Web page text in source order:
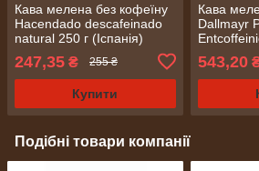
Кава мелена без кофеїну
Hacendado descafeinado
natural 250 г (Іспанія)
247,35 ₴ 255 ₴
Купити
Кава
Dallmayr
543,20
Подібні товари компанії